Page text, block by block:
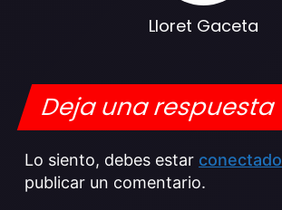
Lloret Gaceta
Deja una respuesta
Lo siento, debes estar conectado
publicar un comentario.